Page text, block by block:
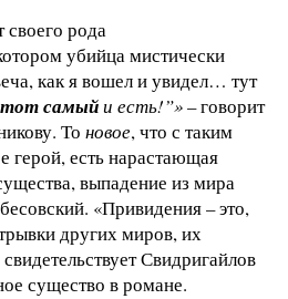
рода
убийца мистически
как я вошел и увидел… тут
тот самыйи есть!”»– говорит
То новое, что с таким
есть нарастающая
выпадение из мира
«Привидения – это,
других миров, их
Свидригайлов
существо в романе.